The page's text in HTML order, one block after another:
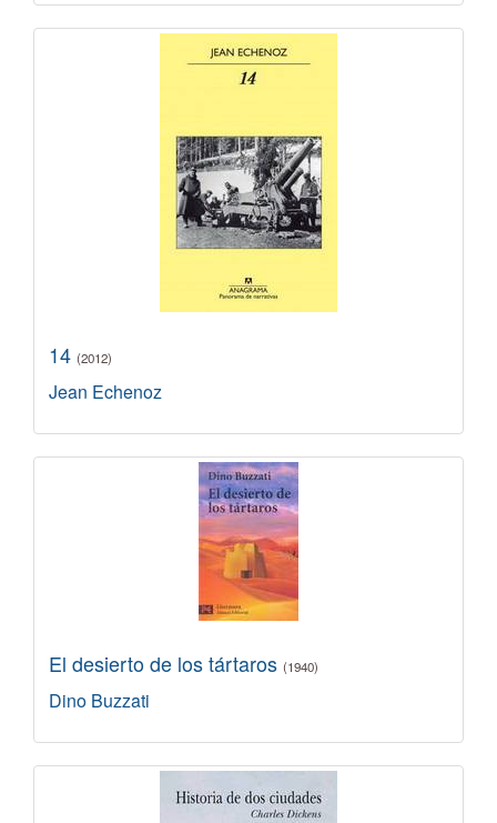
14 (2012)
Jean Echenoz
El desierto de los tártaros (1940)
Dino Buzzati